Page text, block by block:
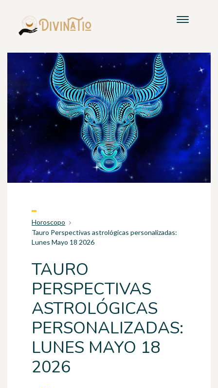
Horoscopo
Tauro Perspectivas astrológicas personalizadas:
Lunes Mayo 18 2026
TAURO
PERSPECTIVAS
ASTROLÓGICAS
PERSONALIZADAS:
LUNES MAYO 18
2026